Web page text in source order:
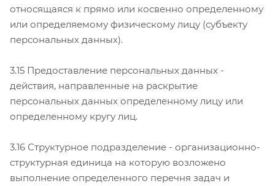
относящаяся к прямо или косвенно определенному
или определяемому физическому лицу (субъекту
персональных данных).
3.15 Предоставление персональных данных -
действия, направленные на раскрытие
персональных данных определенному лицу или
определенному кругу лиц.
3.16 Структурное подразделение - организационно-
структурная единица на которую возложено
выполнение определенного перечня задач и